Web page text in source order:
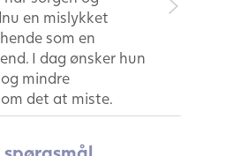
en mislykket
som en
I dag ønsker hun
mindre
det at miste.